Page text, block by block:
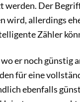
werden. Der
wird, allerdings
Zähler
er noch günstig
für eine
ebenfalls